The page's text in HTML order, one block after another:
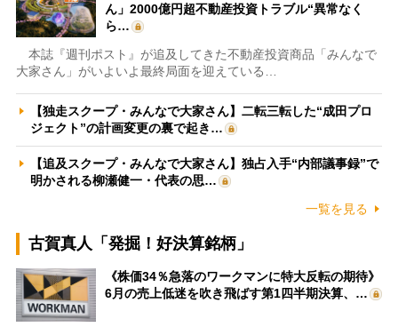
ん」2000億円超不動産投資トラブル“異常なく
ら…
本誌『週刊ポスト』が追及してきた不動産投資商品「みんなで
大家さん」がいよいよ最終局面を迎えている…
【独走スクープ・みんなで大家さん】二転三転した“成田プロ
ジェクト”の計画変更の裏で起き…
【追及スクープ・みんなで大家さん】独占入手“内部議事録”で
明かされる柳瀬健一・代表の思…
一覧を見る
古賀真人「発掘！好決算銘柄」
《株価34％急落のワークマンに特大反転の期待》
6月の売上低迷を吹き飛ばす第1四半期決算、…